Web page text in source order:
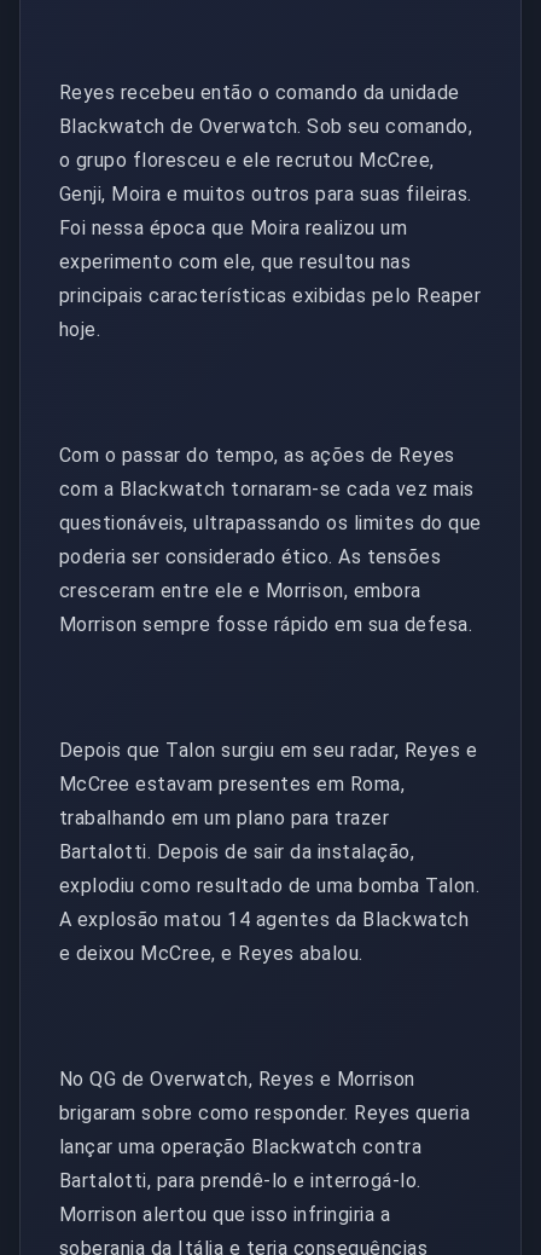
Reyes recebeu então o comando da unidade
Blackwatch de Overwatch. Sob seu comando,
o grupo floresceu e ele recrutou McCree,
Genji, Moira e muitos outros para suas fileiras.
Foi nessa época que Moira realizou um
experimento com ele, que resultou nas
principais características exibidas pelo Reaper
hoje.
Com o passar do tempo, as ações de Reyes
com a Blackwatch tornaram-se cada vez mais
questionáveis, ultrapassando os limites do que
poderia ser considerado ético. As tensões
cresceram entre ele e Morrison, embora
Morrison sempre fosse rápido em sua defesa.
Depois que Talon surgiu em seu radar, Reyes e
McCree estavam presentes em Roma,
trabalhando em um plano para trazer
Bartalotti. Depois de sair da instalação,
explodiu como resultado de uma bomba Talon.
A explosão matou 14 agentes da Blackwatch
e deixou McCree, e Reyes abalou.
No QG de Overwatch, Reyes e Morrison
brigaram sobre como responder. Reyes queria
lançar uma operação Blackwatch contra
Bartalotti, para prendê-lo e interrogá-lo.
Morrison alertou que isso infringiria a
soberania da Itália e teria consequências